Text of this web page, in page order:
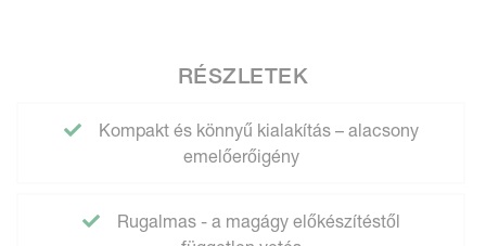
RÉSZLETEK
Kompakt és könnyű kialakítás – alacsony
emelőerőigény
Rugalmas - a magágy előkészítéstől